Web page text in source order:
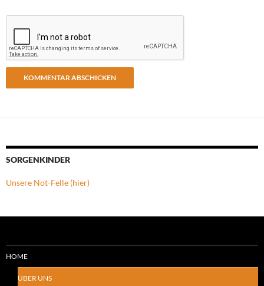
SORGENKINDER
Unsere Not-Felle (hier)
HOME
ÜBER UNS